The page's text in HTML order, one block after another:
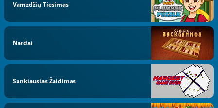
Vamzdžių Tiesimas
Nardai
Sunkiausias Žaidimas